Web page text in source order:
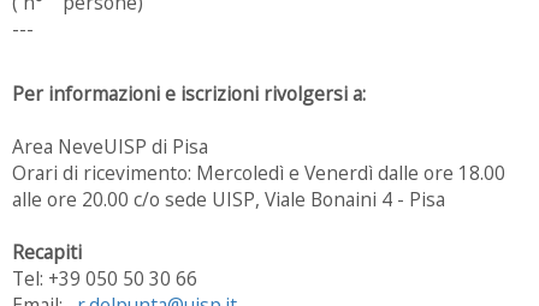
---
Per informazioni e iscrizioni rivolgersi a:
Area NeveUISP di Pisa
Orari di ricevimento: Mercoledì e Venerdì dalle ore 18.00
alle ore 20.00 c/o sede UISP, Viale Bonaini 4 - Pisa
Recapiti
Tel: +39 050 50 30 66